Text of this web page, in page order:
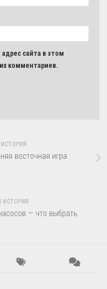
сайта в этом
комментариев.
восточная игра
ИСТОРИЯ
— что выбрать